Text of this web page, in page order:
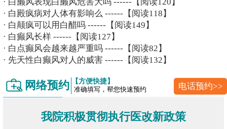
· 白癞风表现白癞风危害大吗 ------【阅读120】
· 白殿疯病对人体有影响么 ------【阅读118】
· 白颠疯可以用白醋吗 ------【阅读149】
· 白癫风长样 ------【阅读127】
· 白点癫风会越来越严重吗 ------【阅读82】
· 先天性白癫风对人的威害 ------【阅读132】
网络预约 【方便快捷】
准确填写，帮您快速预约 电话预约>>
我院积极贯彻执行医改新政策